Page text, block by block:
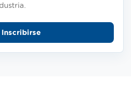
Inscribirse